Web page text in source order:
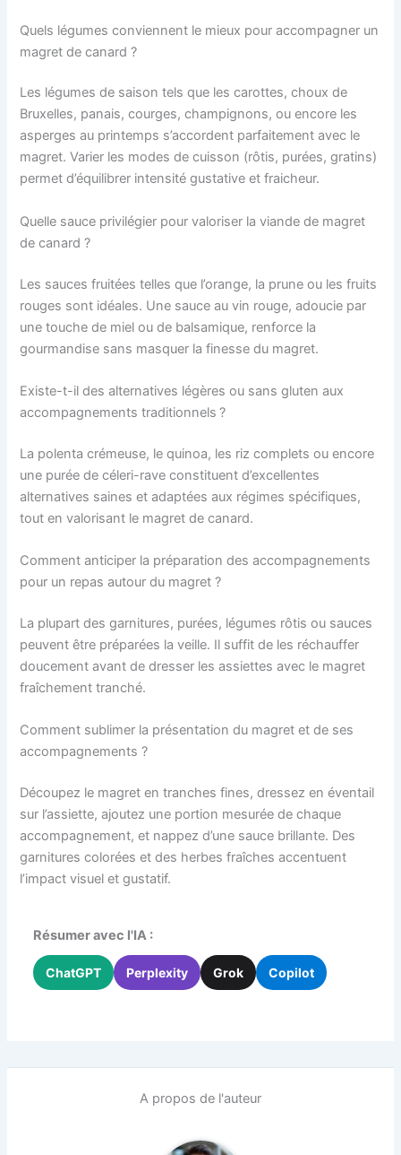
Quels légumes conviennent le mieux pour accompagner un
magret de canard ?
Les légumes de saison tels que les carottes, choux de
Bruxelles, panais, courges, champignons, ou encore les
asperges au printemps s’accordent parfaitement avec le
magret. Varier les modes de cuisson (rôtis, purées, gratins)
permet d’équilibrer intensité gustative et fraicheur.
Quelle sauce privilégier pour valoriser la viande de magret
de canard ?
Les sauces fruitées telles que l’orange, la prune ou les fruits
rouges sont idéales. Une sauce au vin rouge, adoucie par
une touche de miel ou de balsamique, renforce la
gourmandise sans masquer la finesse du magret.
Existe-t-il des alternatives légères ou sans gluten aux
accompagnements traditionnels ?
La polenta crémeuse, le quinoa, les riz complets ou encore
une purée de céleri-rave constituent d’excellentes
alternatives saines et adaptées aux régimes spécifiques,
tout en valorisant le magret de canard.
Comment anticiper la préparation des accompagnements
pour un repas autour du magret ?
La plupart des garnitures, purées, légumes rôtis ou sauces
peuvent être préparées la veille. Il suffit de les réchauffer
doucement avant de dresser les assiettes avec le magret
fraîchement tranché.
Comment sublimer la présentation du magret et de ses
accompagnements ?
Découpez le magret en tranches fines, dressez en éventail
sur l’assiette, ajoutez une portion mesurée de chaque
accompagnement, et nappez d’une sauce brillante. Des
garnitures colorées et des herbes fraîches accentuent
l’impact visuel et gustatif.
Résumer avec l'IA :
ChatGPT Perplexity Grok Copilot
A propos de l'auteur